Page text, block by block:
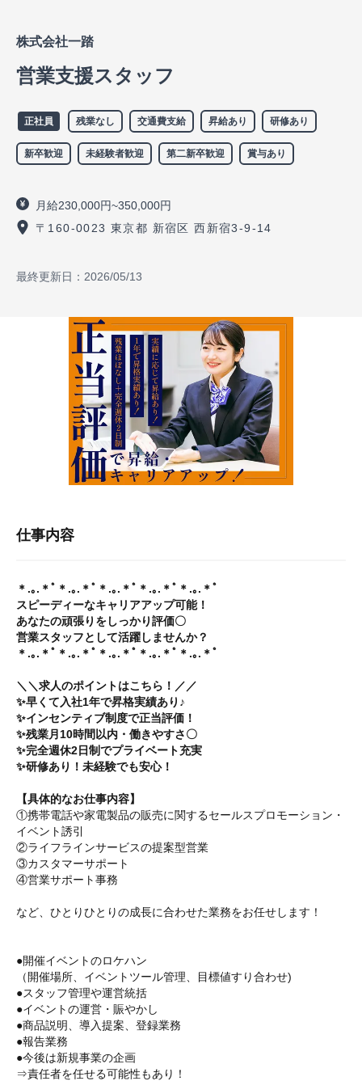
株式会社一踏
営業支援スタッフ
正社員 残業なし 交通費支給 昇給あり 研修あり
新卒歓迎 未経験者歓迎 第二新卒歓迎 賞与あり
月給230,000円~350,000円
〒160-0023 東京都 新宿区 西新宿3-9-14
最終更新日： 2026/05/13
仕事内容
＊.｡.＊ﾟ＊.｡.＊ﾟ＊.｡.＊ﾟ＊.｡.＊ﾟ＊.｡.＊ﾟ
スピーディーなキャリアアップ可能！
あなたの頑張りをしっかり評価〇
営業スタッフとして活躍しませんか？
＊.｡.＊ﾟ＊.｡.＊ﾟ＊.｡.＊ﾟ＊.｡.＊ﾟ＊.｡.＊ﾟ
＼＼求人のポイントはこちら！／／
✨早くて入社1年で昇格実績あり♪
✨インセンティブ制度で正当評価！
✨残業月10時間以内・働きやすさ〇
✨完全週休2日制でプライベート充実
✨研修あり！未経験でも安心！
【具体的なお仕事内容】
①携帯電話や家電製品の販売に関するセールスプロモーション・
イベント誘引
②ライフラインサービスの提案型営業
③カスタマーサポート
④営業サポート事務
など、ひとりひとりの成長に合わせた業務をお任せします！
●開催イベントのロケハン
（開催場所、イベントツール管理、目標値すり合わせ)
●スタッフ管理や運営統括
●イベントの運営・賑やかし
●商品説明、導入提案、登録業務
●報告業務
●今後は新規事業の企画
⇒責任者を任せる可能性もあり！